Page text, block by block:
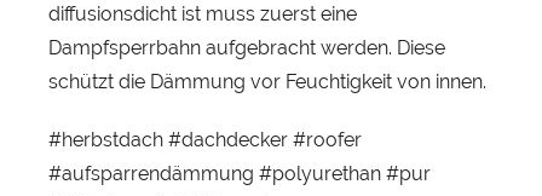
s
diffusionsdicht ist muss zuerst eine
Dampfsperrbahn aufgebracht werden. Diese
schützt die Dämmung vor Feuchtigkeit von innen.
#herbstdach #dachdecker #roofer
#aufsparrendämmung #polyurethan #pur